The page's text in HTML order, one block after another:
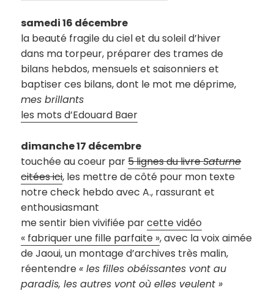
samedi 16 décembre
la beauté fragile du ciel et du soleil d’hiver
dans ma torpeur, préparer des trames de
bilans hebdos, mensuels et saisonniers et
baptiser ces bilans, dont le mot me déprime,
mes brillants
les mots d’Edouard Baer
dimanche 17 décembre
touchée au coeur par5 lignes du livreSaturne
citées ici, les mettre de côté pour mon texte
notre check hebdo avec A., rassurant et
enthousiasmant
me sentir bien vivifiée parcette vidéo
« fabriquer une fille parfaite », avec la voix aimée
de Jaoui, un montage d’archives très malin,
réentendre « les filles obéissantes vont au
paradis, les autres vont où elles veulent »